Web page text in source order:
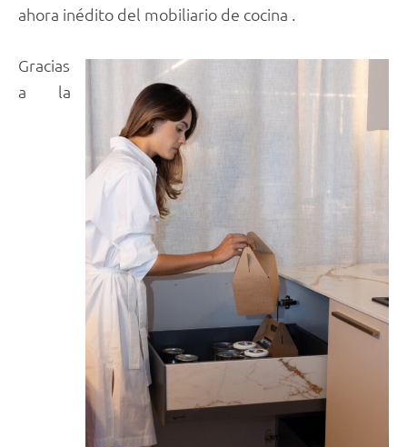
ahora inédito del mobiliario de cocina .
Gracias
a la